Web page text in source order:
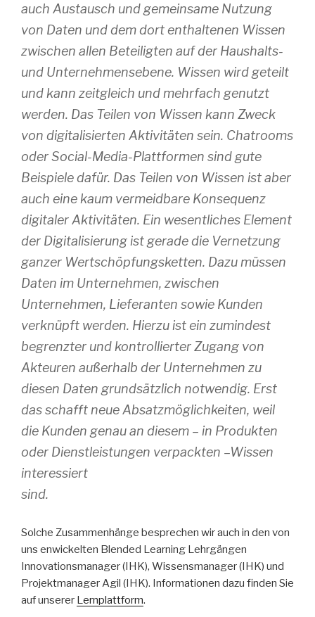
auch Austausch und gemeinsame Nutzung
von Daten und dem dort enthaltenen Wissen
zwischen allen Beteiligten auf der Haushalts-
und Unternehmensebene. Wissen wird geteilt
und kann zeitgleich und mehrfach genutzt
werden. Das Teilen von Wissen kann Zweck
von digitalisierten Aktivitäten sein. Chatrooms
oder Social-Media-Plattformen sind gute
Beispiele dafür. Das Teilen von Wissen ist aber
auch eine kaum vermeidbare Konsequenz
digitaler Aktivitäten. Ein wesentliches Element
der Digitalisierung ist gerade die Vernetzung
ganzer Wertschöpfungsketten. Dazu müssen
Daten im Unternehmen, zwischen
Unternehmen, Lieferanten sowie Kunden
verknüpft werden. Hierzu ist ein zumindest
begrenzter und kontrollierter Zugang von
Akteuren außerhalb der Unternehmen zu
diesen Daten grundsätzlich notwendig. Erst
das schafft neue Absatzmöglichkeiten, weil
die Kunden genau an diesem – in Produkten
oder Dienstleistungen verpackten –Wissen
interessiert
sind.
Solche Zusammenhänge besprechen wir auch in den von
uns enwickelten Blended Learning Lehrgängen
Innovationsmanager (IHK), Wissensmanager (IHK) und
Projektmanager Agil (IHK). Informationen dazu finden Sie
auf unserer Lernplattform.